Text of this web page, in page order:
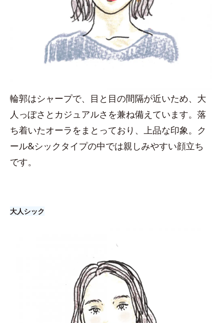
輪郭はシャープで、目と目の間隔が近いため、大
人っぽさとカジュアルさを兼ね備えています。落
ち着いたオーラをまとっており、上品な印象。ク
ール&シックタイプの中では親しみやすい顔立ち
です。
大人シック